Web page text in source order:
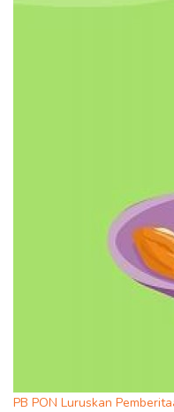
PB PON Luruskan